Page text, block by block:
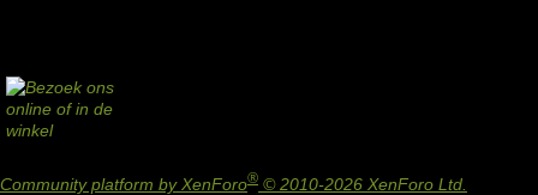
Community platform by XenForo® © 2010-2026 XenForo Ltd.